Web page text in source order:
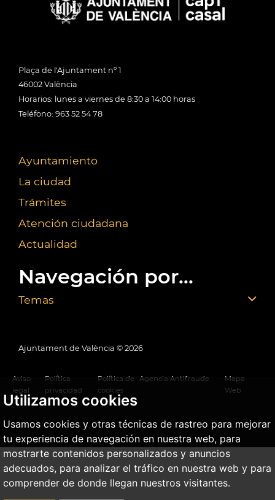
Utilizamos cookies
Usamos cookies y otras técnicas de rastreo para mejorar
tu experiencia de navegación en nuestra web, para
mostrarte contenidos personalizados y anuncios
adecuados, para analizar el tráfico en nuestra web y para
comprender de donde llegan nuestros visitantes.
Plaça de l'Ajuntament nº 1
46002 València
Horarios: lunes a viernes de 8:30 a 14:00 horas
Teléfono: 963 52 54 78
Ayuntamiento
La ciudad
Trámites
Atención ciudadana
Actualidad
Navegación por...
Temas
Ajuntament de València © 2026
Aviso
legal
Política
privacidad
Política de
cookies
Agencia Antifraude
Mapa
Web